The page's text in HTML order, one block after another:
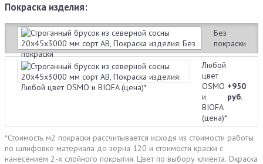
Покраска изделия:
Без
покраски
Любой
цвет
OSMO
и
BIOFA
(цена)*
+950
руб.
*Стоимость м2 покраски рассчитывается исходя из стоимости работы
по шлифовке материала до зерна 120 и стоимости краски с
нанесением 2-х слойного покрытия. Цвет по выбору клиента. Окраска